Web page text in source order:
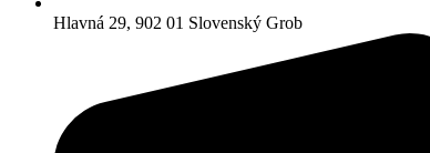
Hlavná 29, 902 01 Slovenský Grob